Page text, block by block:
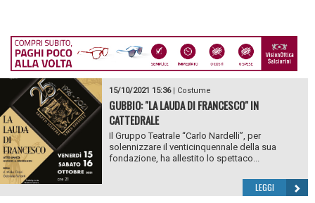
15/10/2021 15:36| Costume
GUBBIO: "LA LAUDA DI FRANCESCO" IN
CATTEDRALE
Il Gruppo Teatrale “Carlo Nardelli”, per
solennizzare il venticinquennale della sua
fondazione, ha allestito lo spettaco...
LEGGI